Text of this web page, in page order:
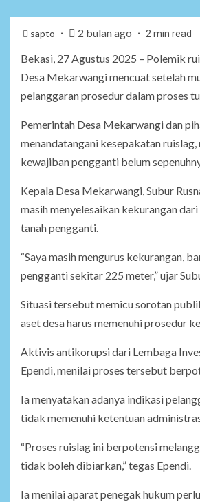
sapto 2 bulan ago 2 min read
Bekasi, 27 Agustus 2025 – Polemik
Desa Mekarwangi mencuat setelah
pelanggaran prosedur dalam proses
Pemerintah Desa Mekarwangi dan
menandatangani kesepakatan ruislag,
kewajiban pengganti belum
Kepala Desa Mekarwangi, Subur
masih menyelesaikan kekurangan
tanah pengganti.
“Saya masih mengurus kekurangan,
pengganti sekitar 225 meter,” ujar
Situasi tersebut memicu sorotan
aset desa harus memenuhi prosedur
Aktivis antikorupsi dari Lembaga
Ependi, menilai proses tersebut
Ia menyatakan adanya indikasi
tidak memenuhi ketentuan
“Proses ruislag ini berpotensi
tidak boleh dibiarkan,” tegas Ependi.
Ia menilai aparat penegak hukum